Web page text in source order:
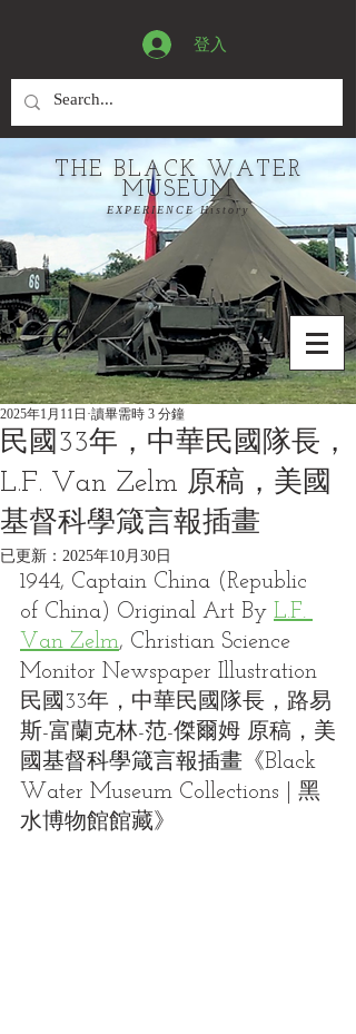
登入
THE BLACK WATER
MUSEUM
EXPERIENCE History
民國33年，中華民國隊長，
L.F. Van Zelm 原稿，美國
基督科學箴言報插畫
2025年1月11日 讀畢需時 3 分鐘
已更新： 2025年10月30日
1944, Captain China (Republic
of China) Original Art By L.F.
Van Zelm, Christian Science
Monitor Newspaper Illustration
民國33年，中華民國隊長，路易
斯-富蘭克林-范-傑爾姆 原稿，美
國基督科學箴言報插畫 《Black
Water Museum Collections | 黑
水博物館館藏》